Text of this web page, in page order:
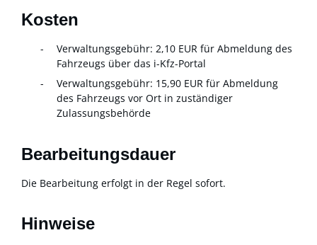
Kosten
Verwaltungsgebühr: 2,10 EUR für Abmeldung des
Fahrzeugs über das i-Kfz-Portal
Verwaltungsgebühr: 15,90 EUR für Abmeldung
des Fahrzeugs vor Ort in zuständiger
Zulassungsbehörde
Bearbeitungsdauer
Die Bearbeitung erfolgt in der Regel sofort.
Hinweise